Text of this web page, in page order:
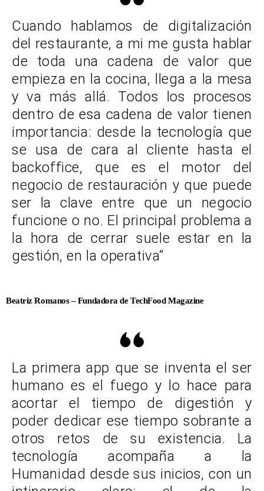
Cuando hablamos de digitalización
del restaurante, a mi me gusta hablar
de toda una cadena de valor que
empieza en la cocina, llega a la mesa
y va más allá. Todos los procesos
dentro de esa cadena de valor tienen
importancia: desde la tecnología que
se usa de cara al cliente hasta el
backoffice, que es el motor del
negocio de restauración y que puede
ser la clave entre que un negocio
funcione o no. El principal problema a
la hora de cerrar suele estar en la
gestión, en la operativa”
Beatriz Romanos – Fundadora de TechFood Magazine
La primera app que se inventa el ser
humano es el fuego y lo hace para
acortar el tiempo de digestión y
poder dedicar ese tiempo sobrante a
otros retos de su existencia. La
tecnología acompaña a la
Humanidad desde sus inicios, con un